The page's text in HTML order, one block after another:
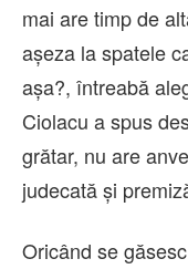
mai are timp de
așeza la spatele
așa?, întreabă
Ciolacu a spus
grătar, nu are
judecată și
Oricând se